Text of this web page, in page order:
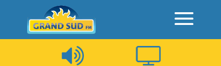
Panneau de gestion des cookies